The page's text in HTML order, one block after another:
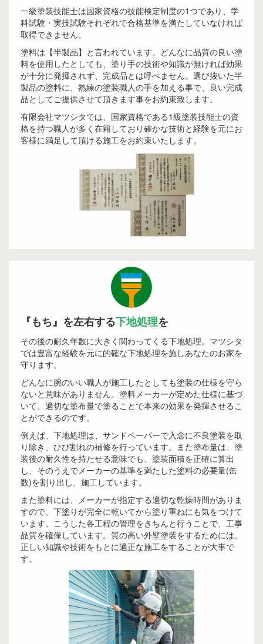
一級塗装技能士は国家資格の技能検定制度の1つであり、学
科試験・実技試験それぞれで合格基準を満たしていなければ
取得できません。
塗料は【半製品】と言われています。どんなに品質の良い塗
料を使用したとしても、塗り手の技術や知識が無ければ効果
が十分に発揮されず、完成品とは呼べません。選び抜いた半
製品の塗料に、熟練の塗装職人の手を加える事で、良い完成
品としてご提供させて頂きます事をお約束致します。
有限会社マツシタでは、国家資格である1級塗装技能士の資
格を持つ職人が多く在籍しており確かな技術と経験を元にお
客様に満足して頂ける施工をお約束いたします。
『もち』を左右する下地処理を
その後の耐久年数に大きく関わってくる下地処理。マツシタ
では豊富な経験を元に的確な下地処理を施しあなたのお家を
守ります。
どんなに腕のいい職人が施工したとしても塗装の仕様を守ら
ないと意味がありません。塗料メーカーが定めた仕様に基づ
いて、適切な塗布量で塗ることで本来の効果を発揮させるこ
とができるのです。
例えば、下地処理は、サンドペーパーで入念に不良塗装を取
り除き、ひび割れの補修を行っています。また塗布量は、塗
装後の耐久性を持たせる意味でも、塗装面積を正確に算出
し、そのうえでメーカーの基準を満たした塗料の必要量(缶
数)を割り出し、施工しています。
また塗料には、メーカーが指定する適切な乾燥時間がありま
すので、下塗りが完全に乾いてから塗り重ねにも気をつけて
います。こうした各工程の管理をきちんと行うことで、工事
品質を確保しています。質の高い外壁塗装をするためには、
正しい知識や技術をもとに適正な施工をすることが大事で
す。